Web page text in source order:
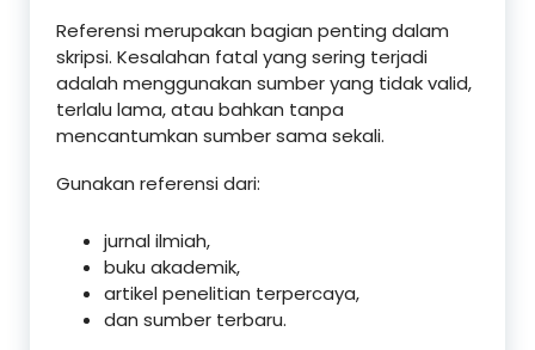
Referensi merupakan bagian penting dalam
skripsi. Kesalahan fatal yang sering terjadi
adalah menggunakan sumber yang tidak valid,
terlalu lama, atau bahkan tanpa
mencantumkan sumber sama sekali.
Gunakan referensi dari:
jurnal ilmiah,
buku akademik,
artikel penelitian terpercaya,
dan sumber terbaru.